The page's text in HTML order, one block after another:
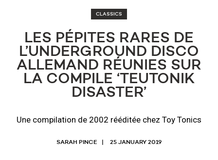
CLASSICS
LES PÉPITES RARES DE
L’UNDERGROUND DISCO
ALLEMAND RÉUNIES SUR
LA COMPILE ‘TEUTONIK
DISASTER’
Une compilation de 2002 rééditée chez Toy Tonics
SARAH PINCE 25 JANUARY 2019